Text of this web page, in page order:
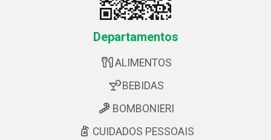
Departamentos
ALIMENTOS
BEBIDAS
BOMBONIERI
CUIDADOS PESSOAIS